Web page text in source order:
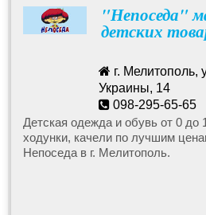
Комбинезоны для девочек
Детские платья, сарафаны
"Непоседа"
детских
г. Мелитополь,
Украины, 14
098-295-65-65
Детская одежда и обувь от 0 до
ходунки, качели по лучшим
Непоседа в г. Мелитополь.